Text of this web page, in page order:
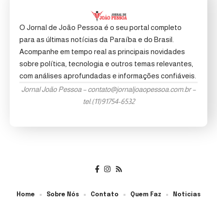
O Jornal de João Pessoa é o seu portal completo
para as últimas notícias da Paraíba e do Brasil.
Acompanhe em tempo real as principais novidades
sobre política, tecnologia e outros temas relevantes,
com análises aprofundadas e informações confiáveis.
Jornal João Pessoa –contato@jornaljoaopessoa.com.br–
tel.(11)91754-6532
Home Sobre Nós Contato Quem Faz Noticias